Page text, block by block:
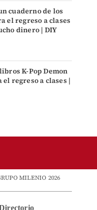
cuaderno de los
el regreso a clases
dinero | DIY
K-Pop Demon
regreso a clases |
MILENIO 2026